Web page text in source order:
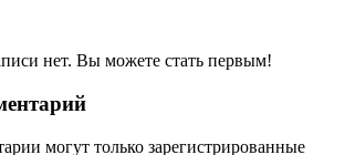
нет. Вы можете стать первым!
могут только зарегистрированные